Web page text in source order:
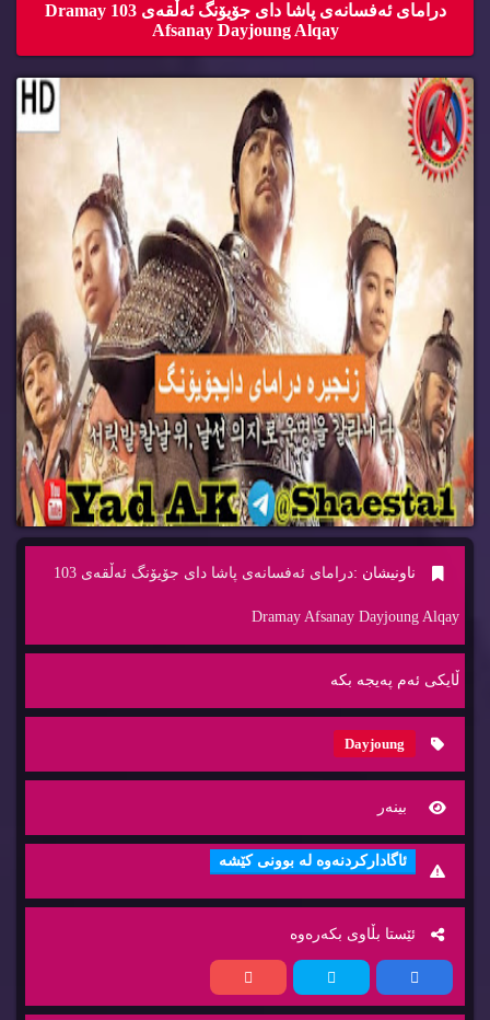
درامای ئه‌فسانه‌ی پاشا دای جۆیۆنگ ئه‌ڵقه‌ی 103 Dramay
Afsanay Dayjoung Alqay
ناونیشان : درامای ئه‌فسانه‌ی پاشا دای جۆیۆنگ ئه‌ڵقه‌ی 103
Dramay Afsanay Dayjoung Alqay
ڵایكی ئه‌م په‌یجه‌ بكه‌
Dayjoung
بینه‌ر
ئاگاداركردنه‌وه‌ له‌ بوونی كێشه‌
ئێستا بڵاوی بكه‌ره‌وه‌